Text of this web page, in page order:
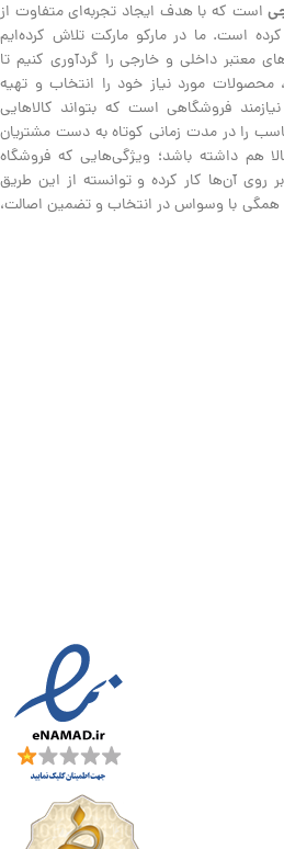
است که با هدف ایجاد تجربه‌ای متفاوت از
کرده است. ما در مارکو مارکت تلاش کرده‌ایم
معتبر داخلی و خارجی را گردآوری کنیم تا
محصولات مورد نیاز خود را انتخاب و تهیه
فروشگاهی است که بتواند کالاهایی
را در مدت زمانی کوتاه به دست مشتریان
هم داشته باشد؛ ویژگی‌هایی که فروشگاه
روی آن‌ها کار کرده و توانسته از این طریق
همگی با وسواس در انتخاب و تضمین اصالت،